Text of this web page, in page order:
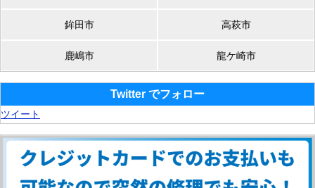
鉾田市 高萩市
鹿嶋市 龍ケ崎市
Twitter でフォロー
ツイート